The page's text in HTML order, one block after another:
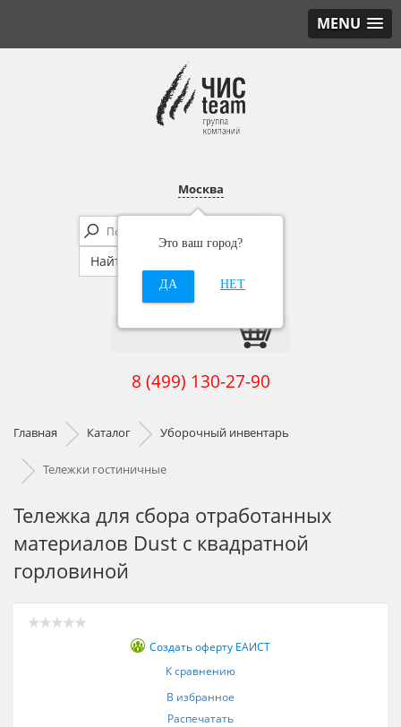
MENU
Москва
Это ваш город?
ДА НЕТ
8 (499) 130-27-90
Главная Каталог Уборочный инвентарь
Тележки гостиничные
Тележка для сбора отработанных
материалов Dust с квадратной
горловиной
Создать оферту ЕАИСТ
К сравнению
В избранное
Распечатать